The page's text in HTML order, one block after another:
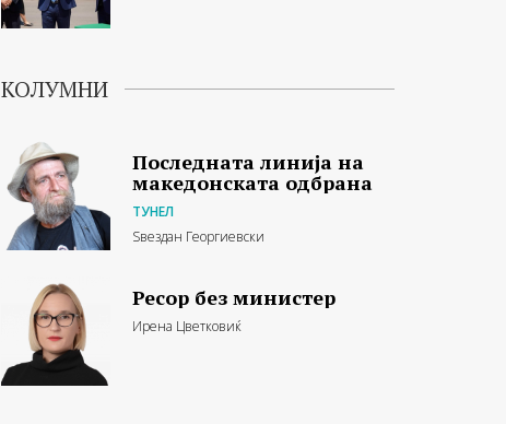
КОЛУМНИ
Последната линија на
македонската одбрана
ТУНЕЛ
Ѕвездан Георгиевски
Ресор без министер
Ирена Цветковиќ